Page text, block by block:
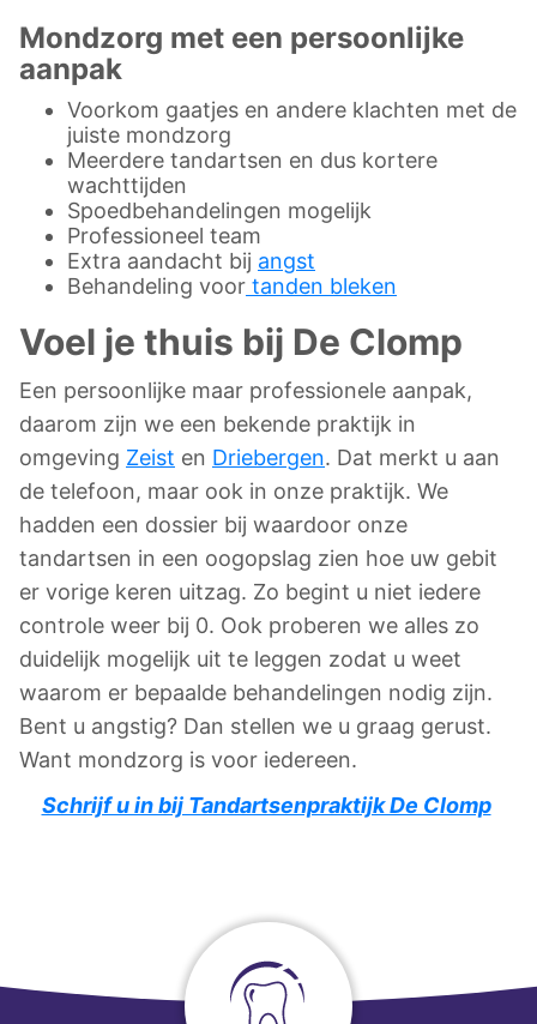
Mondzorg met een persoonlijke
aanpak
Voorkom gaatjes en andere klachten met de
juiste mondzorg
Meerdere tandartsen en dus kortere
wachttijden
Spoedbehandelingen mogelijk
Professioneel team
Extra aandacht bij angst
Behandeling voor tanden bleken
Voel je thuis bij De Clomp
Een persoonlijke maar professionele aanpak,
daarom zijn we een bekende praktijk in
omgeving Zeist en Driebergen. Dat merkt u aan
de telefoon, maar ook in onze praktijk. We
hadden een dossier bij waardoor onze
tandartsen in een oogopslag zien hoe uw gebit
er vorige keren uitzag. Zo begint u niet iedere
controle weer bij 0. Ook proberen we alles zo
duidelijk mogelijk uit te leggen zodat u weet
waarom er bepaalde behandelingen nodig zijn.
Bent u angstig? Dan stellen we u graag gerust.
Want mondzorg is voor iedereen.
Schrijf u in bij Tandartsenpraktijk De Clomp